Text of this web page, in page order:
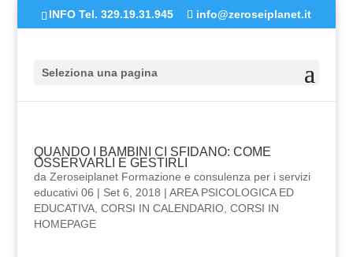
INFO Tel. 329.19.31.945 info@zeroseiplanet.it
Seleziona una pagina
QUANDO I BAMBINI CI SFIDANO: COME
OSSERVARLI E GESTIRLI
da Zeroseiplanet Formazione e consulenza per i servizi
educativi 06 | Set 6, 2018 | AREA PSICOLOGICA ED
EDUCATIVA, CORSI IN CALENDARIO, CORSI IN
HOMEPAGE